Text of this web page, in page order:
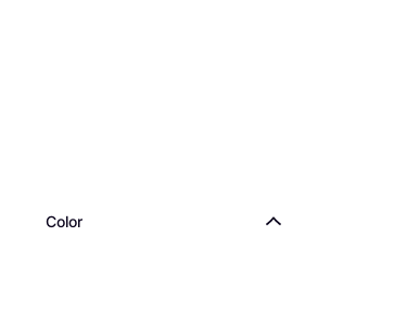
Color